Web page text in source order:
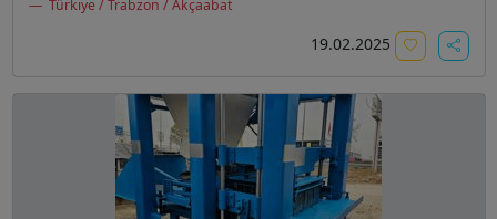
Türkiye / Trabzon / Akçaabat
19.02.2025